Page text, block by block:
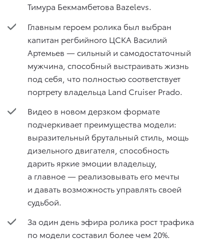
Тимура Бекмамбетова Bazelevs.
Главным героем ролика был выбран
капитан регбийного ЦСКА Василий
Артемьев — сильный и самодостаточный
мужчина, способный выстраивать жизнь
под себя, что полностью соответствует
портрету владельца Land Cruiser Prado.
Видео в новом дерзком формате
подчеркивает преимущества модели:
выразительный брутальный стиль, мощь
дизельного двигателя, способность
дарить яркие эмоции владельцу,
а главное — реализовывать его мечты
и давать возможность управлять своей
судьбой.
За один день эфира ролика рост трафика
по модели составил более чем 20%.